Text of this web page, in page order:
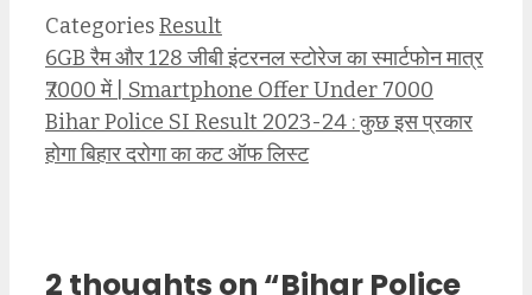
CategoriesResult
6GB रैम और 128 जीबी इंटरनल स्टोरेज का स्मार्टफोन मात्र
₹7000 में | Smartphone Offer Under 7000
Bihar Police SI Result 2023-24 : कुछ इस प्रकार
होगा बिहार दरोगा का कट ऑफ लिस्ट
2 thoughts on “Bihar Police